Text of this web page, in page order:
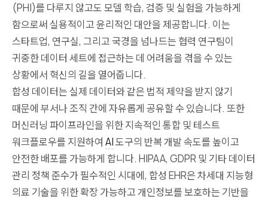
(PHI)를 다루지 않고도 모델 학습, 검증 및 실험을 가능하게
함으로써 실용적이고 윤리적인 대안을 제공합니다. 이는
스타트업, 연구실, 그리고 국경을 넘나드는 협력 연구팀이
귀중한 데이터 세트에 접근하는 데 어려움을 겪을 수 있는
상황에서 혁신의 길을 열어줍니다.
합성 데이터는 실제 데이터와 같은 법적 제약을 받지 않기
때문에 부서나 조직 간에 자유롭게 공유할 수 있습니다. 또한
머신러닝 파이프라인을 위한 지속적인 통합 및 테스트
워크플로우를 지원하여 AI도구의 반복 개발 속도를 높이고
안전한 배포를 가능하게 합니다. HIPAA, GDPR 및 기타 데이터
관리 정책 준수가 필수적인 시대에, 합성 EHR은 차세대 지능형
의료 기술을 위한 확장 가능하고 개인정보를 보호하는 기반을